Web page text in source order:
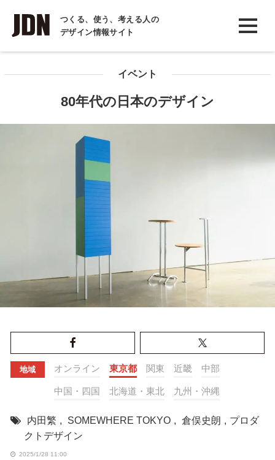
つくる、使う、考える人の
デザイン情報サイト
INTERVIEW
インタビュー
イベント
80年代の日本のデザイン
地域 オンライン 東京都 関東 近畿 中部
中国・四国 北海道・東北 九州・沖縄
内田繁 , SOMEWHERE TOKYO , 倉俣史朗 , プロダ
クトデザイン
2025/1/28 11:00